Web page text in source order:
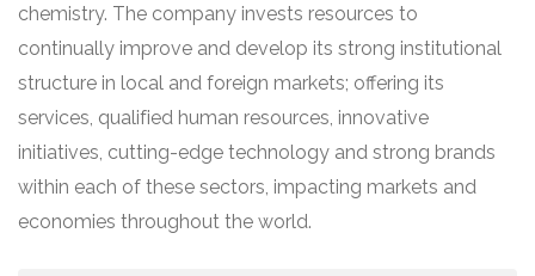
chemistry. The company invests resources to
continually improve and develop its strong institutional
structure in local and foreign markets; offering its
services, qualified human resources, innovative
initiatives, cutting-edge technology and strong brands
within each of these sectors, impacting markets and
economies throughout the world.